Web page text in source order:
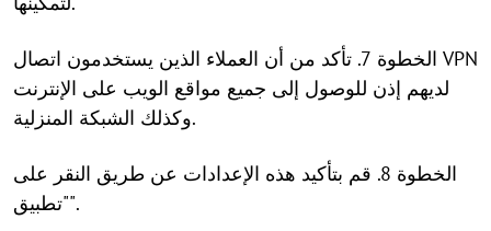
الخطوة 7. تأكد من أن العملاء الذين يستخدمون اتصال VPN
لديهم إذن للوصول إلى جميع مواقع الويب على الإنترنت
وكذلك الشبكة المنزلية.
الخطوة 8. قم بتأكيد هذه الإعدادات عن طريق النقر على
"تطبيق".